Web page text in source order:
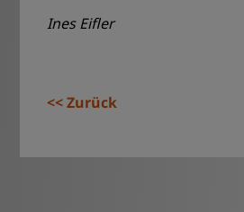
Ines Eifler
Zurück